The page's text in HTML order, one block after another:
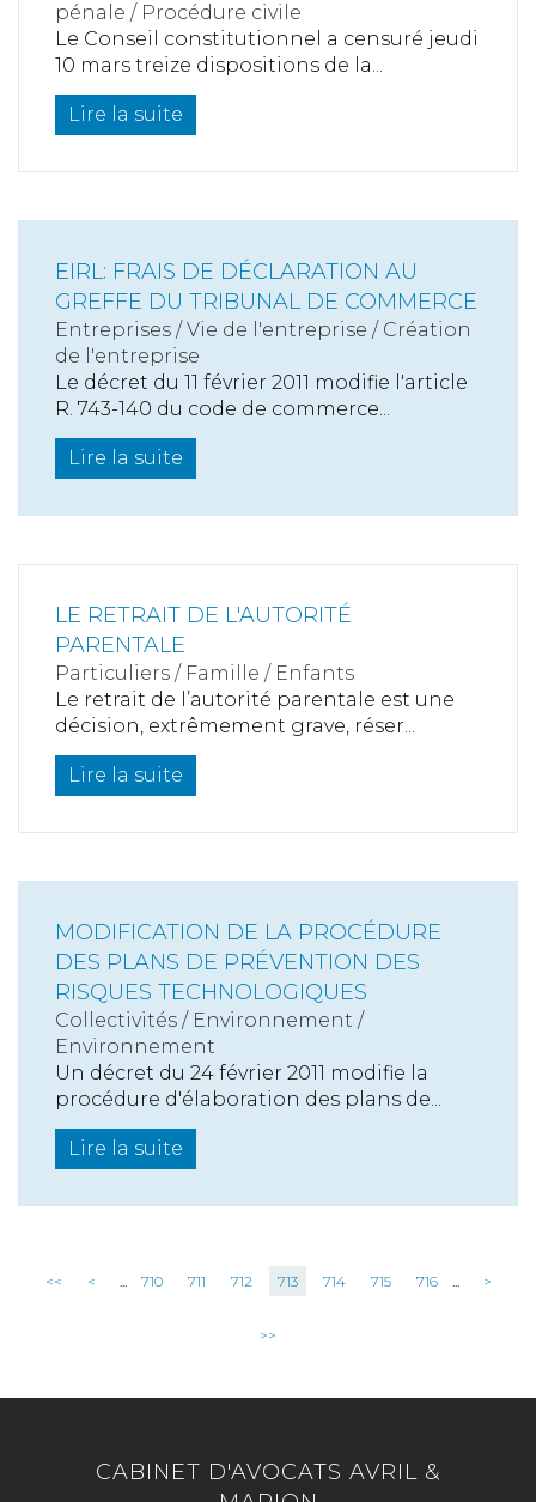
pénale / Procédure civile
Le Conseil constitutionnel a censuré jeudi
10 mars treize dispositions de la...
Lire la suite
EIRL: FRAIS DE DÉCLARATION AU
GREFFE DU TRIBUNAL DE COMMERCE
Entreprises /Vie de l'entreprise / Création
de l'entreprise
Le décret du 11 février 2011 modifie l'article
R. 743-140 du code de commerce...
Lire la suite
LE RETRAIT DE L'AUTORITÉ
PARENTALE
Particuliers / Famille / Enfants
Le retrait de l’autorité parentale est une
décision, extrêmement grave, réser...
Lire la suite
MODIFICATION DE LA PROCÉDURE
DES PLANS DE PRÉVENTION DES
RISQUES TECHNOLOGIQUES
Collectivités / Environnement /
Environnement
Un décret du 24 février 2011 modifie la
procédure d'élaboration des plans de...
Lire la suite
<< < ... 710 711 712 713 714 715 716 ... >
>>
CABINET D'AVOCATS AVRIL &